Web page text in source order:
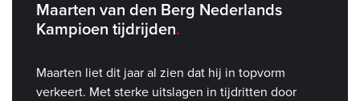
Maarten van den Berg Nederlands
Kampioen tijdrijden
Maarten liet dit jaar al zien dat hij in topvorm
verkeert. Met sterke uitslagen in tijdritten door